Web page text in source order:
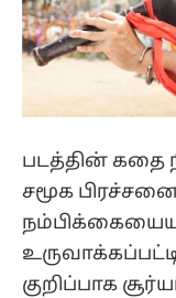
படத்தின் கதை
சமூக
குறிப்பாக